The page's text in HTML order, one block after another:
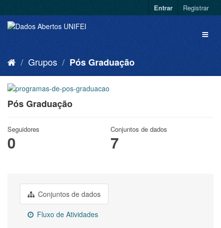
Entrar Registrar
Grupos Pós Graduação
Pós Graduação
Seguidores
0
Conjuntos de dados
7
Conjuntos de dados
Fluxo de Atividades